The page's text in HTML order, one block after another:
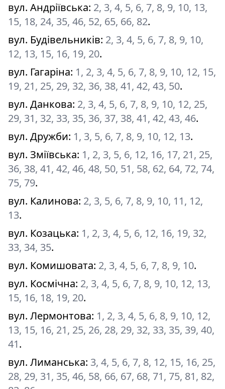
вул. Андріївська: 2, 3, 4, 5, 6, 7, 8, 9, 10, 13,
15, 18, 24, 35, 46, 52, 65, 66, 82.
вул. Будівельників: 2, 3, 4, 5, 6, 7, 8, 9, 10,
12, 13, 15, 16, 19, 20.
вул. Гагаріна: 1, 2, 3, 4, 5, 6, 7, 8, 9, 10, 12, 15,
19, 21, 25, 29, 32, 36, 38, 41, 42, 43, 50.
вул. Данкова: 2, 3, 4, 5, 6, 7, 8, 9, 10, 12, 25,
29, 31, 32, 33, 35, 36, 37, 38, 41, 42, 43, 46.
вул. Дружби: 1, 3, 5, 6, 7, 8, 9, 10, 12, 13.
вул. Зміївська: 1, 2, 3, 5, 6, 12, 16, 17, 21, 25,
36, 38, 41, 42, 46, 48, 50, 51, 58, 62, 64, 72, 74,
75, 79.
вул. Калинова: 2, 3, 5, 6, 7, 8, 9, 10, 11, 12,
13.
вул. Козацька: 1, 2, 3, 4, 5, 6, 12, 16, 19, 32,
33, 34, 35.
вул. Комишовата: 2, 3, 4, 5, 6, 7, 8, 9, 10.
вул. Космічна: 2, 3, 4, 5, 6, 7, 8, 9, 10, 12, 13,
15, 16, 18, 19, 20.
вул. Лермонтова: 1, 2, 3, 4, 5, 6, 8, 9, 10, 12,
13, 15, 16, 21, 25, 26, 28, 29, 32, 33, 35, 39, 40,
41.
вул. Лиманська: 3, 4, 5, 6, 7, 8, 12, 15, 16, 25,
28, 29, 31, 35, 46, 58, 66, 67, 68, 71, 75, 81, 82,